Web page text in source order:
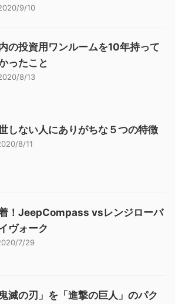
9/10
の投資用ワンルームを10年持って
ったこと
8/13
しない人にありがちな５つの特徴
8/11
！JeepCompass vsレンジローバ
ヴォーク
7/29
鬼滅の刃」を「進撃の巨人」のパク